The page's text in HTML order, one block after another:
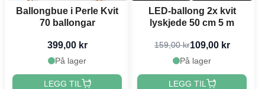
Ballongbue i Perle Kvit
70 ballongar
399,00 kr
På lager
LEGG TIL
LED-ballong 2x kvit
lyskjede 50 cm 5 m
159,00 kr109,00 kr
På lager
LEGG TIL